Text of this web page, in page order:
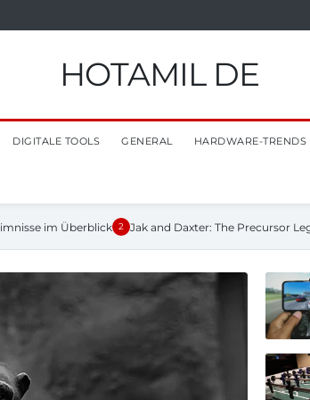
HOTAMIL DE
DIGITALE TOOLS GENERAL HARDWARE-TRENDS
im Überblick 2 Jak and Daxter: The Precursor